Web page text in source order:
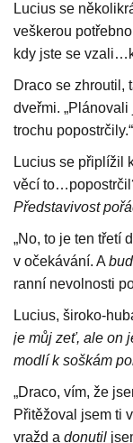
Lucius se
veškerou
kdy jste se
Draco se zhroutil,
dveřmi.
trochu popostrčily.“
Lucius se připlížil
věcí
Představivost
„No, to je ten třetí
v očekávání. A
ranní nevolnosti
Lucius, široko-
je můj zeť, ale on
modlí k soškám
„Draco, vím, že
Přitěžoval jsem ti
vražd a donutil